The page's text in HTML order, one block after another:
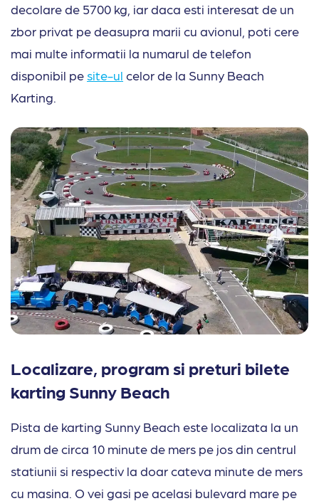
decolare de 5700 kg, iar daca esti interesat de un
zbor privat pe deasupra marii cu avionul, poti cere
mai multe informatii la numarul de telefon
disponibil pe site-ul celor de la Sunny Beach
Karting.
Localizare, program si preturi bilete
karting Sunny Beach
Pista de karting Sunny Beach este localizata la un
drum de circa 10 minute de mers pe jos din centrul
statiunii si respectiv la doar cateva minute de mers
cu masina. O vei gasi pe acelasi bulevard mare pe